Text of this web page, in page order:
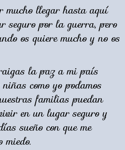
mucho llegar hasta aquí
seguro por la guerra, pero
os quiere mucho y no os
la paz a mi país
como yo podamos
familias puedan
en un lugar seguro y
sueño con que me